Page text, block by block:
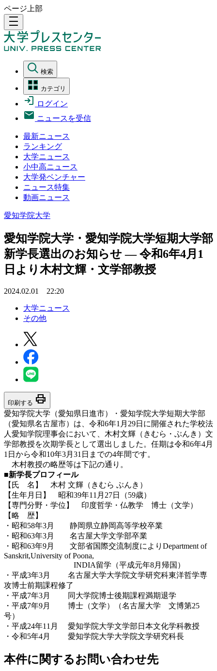
ページ上部
density_medium
検索
カテゴリ
ログイン
ニュースを受信
最新ニュース
ランキング
大学ニュース
小中高ニュース
大学発ベンチャー
ニュース特集
動画ニュース
愛知学院大学
愛知学院大学・愛知学院大学短期大学部
新学長選出のお知らせ ― 令和6年4月1
日より木村文輝・文学部教授
2024.02.01 22:20
大学ニュース
その他
印刷する print
愛知学院大学（愛知県日進市）・愛知学院大学短期大学部
（愛知県名古屋市）は、令和6年1月29日に開催された学校法
人愛知学院理事会において、木村文輝（きむら・ぶんき）文
学部教授を次期学長として選出しました。任期は令和6年4月
1日から令和10年3月31日までの4年間です。
木村教授の略歴等は下記の通り。
■新学長プロフィール
【氏 名】 木村 文輝（きむら ぶんき）
【生年月日】 昭和39年11月27日（59歳）
【専門分野・学位】 印度哲学・仏教学 博士（文学）
【略 歴】
・昭和58年3月 静岡県立静岡高等学校卒業
・昭和63年3月 名古屋大学文学部卒業
・昭和63年9月 文部省国際交流制度によりDepartment of
Sanskrit,University of Poona,
INDIA留学（平成元年8月帰国）
・平成3年3月 名古屋大学大学院文学研究科東洋哲学専
攻博士前期課程修了
・平成7年3月 同大学院博士後期課程満期退学
・平成7年9月 博士（文学）（名古屋大学 文博第25
号）
・平成24年11月 愛知学院大学文学部日本文化学科教授
・令和5年4月 愛知学院大学大学院文学研究科長
本件に関するお問い合わせ先